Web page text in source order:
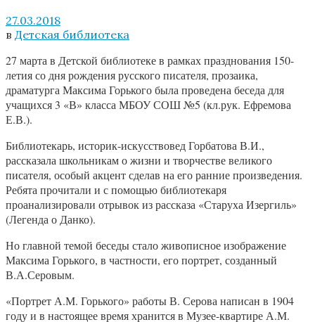
27.03.2018
в Детская библиотека
27 марта в Детской библиотеке в рамках празднования 150-
летия со дня рождения русского писателя, прозаика,
драматурга Максима Горького была проведена беседа для
учащихся 3 «В» класса МБОУ СОШ №5 (кл.рук. Ефремова
Е.В.).
Библиотекарь, историк-искусствовед Горбатова В.И.,
рассказала школьникам о жизни и творчестве великого
писателя, особый акцент сделав на его ранние произведения.
Ребята прочитали и с помощью библиотекаря
проанализировали отрывок из рассказа «Старуха Изергиль»
(Легенда о Данко).
Но главной темой беседы стало живописное изображение
Максима Горького, в частности, его портрет, созданный
В.А.Серовым.
«Портрет А.М. Горького» работы В. Серова написан в 1904
году и в настоящее время хранится в Музее-квартире А.М.